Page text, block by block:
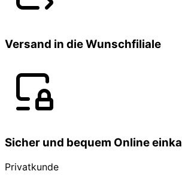
Versand in die Wunschfiliale
Sicher und bequem Online
Privatkunde